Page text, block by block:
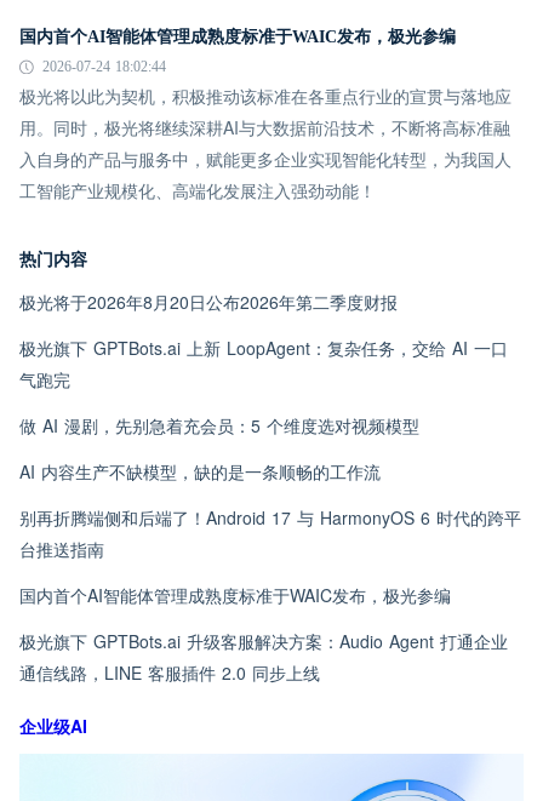
国内首个AI智能体管理成熟度标准于WAIC发布，极光参编
2026-07-24 18:02:44
极光将以此为契机，积极推动该标准在各重点行业的宣贯与落地应
用。同时，极光将继续深耕AI与大数据前沿技术，不断将高标准融
入自身的产品与服务中，赋能更多企业实现智能化转型，为我国人
工智能产业规模化、高端化发展注入强劲动能！
热门内容
极光将于2026年8月20日公布2026年第二季度财报
极光旗下 GPTBots.ai 上新 LoopAgent：复杂任务，交给 AI 一口
气跑完
做 AI 漫剧，先别急着充会员：5 个维度选对视频模型
AI 内容生产不缺模型，缺的是一条顺畅的工作流
别再折腾端侧和后端了！Android 17 与 HarmonyOS 6 时代的跨平
台推送指南
国内首个AI智能体管理成熟度标准于WAIC发布，极光参编
极光旗下 GPTBots.ai 升级客服解决方案：Audio Agent 打通企业
通信线路，LINE 客服插件 2.0 同步上线
企业级AI